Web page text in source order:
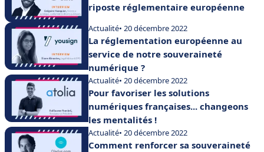
riposte réglementaire européenne
Actualité• 20 décembre 2022
La réglementation européenne au
service de notre souveraineté
numérique ?
Actualité• 20 décembre 2022
Pour favoriser les solutions
numériques françaises... changeons
les mentalités !
Actualité• 20 décembre 2022
Comment renforcer sa souveraineté